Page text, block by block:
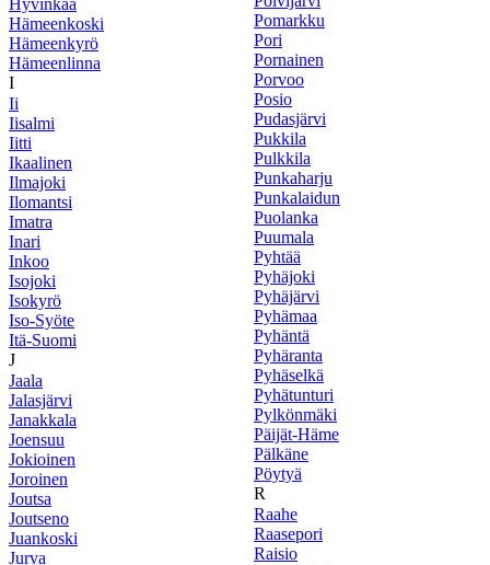
Hämeenkoski
Hämeenkyrö
Hämeenlinna
I
Ii
Iisalmi
Iitti
Ikaalinen
Ilmajoki
Ilomantsi
Imatra
Inari
Inkoo
Isojoki
Isokyrö
Iso-Syöte
Itä-Suomi
J
Jaala
Jalasjärvi
Janakkala
Joensuu
Jokioinen
Joroinen
Joutsa
Joutseno
Juankoski
Jurva
Pomarkku
Pori
Pornainen
Porvoo
Posio
Pudasjärvi
Pukkila
Pulkkila
Punkaharju
Punkalaidun
Puolanka
Puumala
Pyhtää
Pyhäjoki
Pyhäjärvi
Pyhämaa
Pyhäntä
Pyhäranta
Pyhäselkä
Pyhätunturi
Pylkönmäki
Päijät-Häme
Pälkäne
Pöytyä
R
Raahe
Raasepori
Raisio